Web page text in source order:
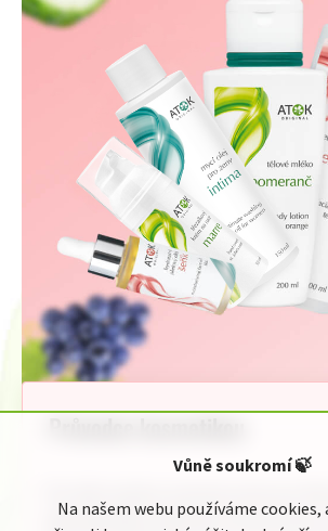
Vůně soukromí🍃
Na našem webu používáme cookies,
jednoduchého průvodce kosmetickou